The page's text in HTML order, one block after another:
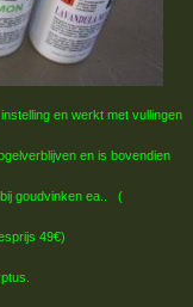
en werkt met vullingen
en is bovendien
bij goudvinken ea.. (
49€)